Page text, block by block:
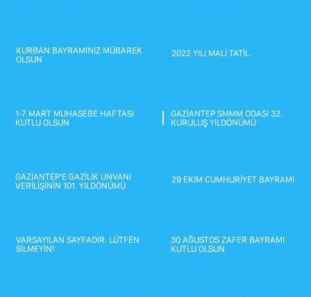
İNTERNET ŞUBESİ
E-Birlik
KURBAN BAYRAMINIZ MÜBAREK
OLSUN
2022 YILI MALİ TATİL
1-7 MART MUHASEBE HAFTASI
KUTLU OLSUN
GAZİANTEP SMMM ODASI 32.
KURULUŞ YILDÖNÜMÜ
GAZİANTEP’E GAZİLİK UNVANI
VERİLİŞİNİN 101. YILDÖNÜMÜ
29 EKİM CUMHURİYET BAYRAMI
VARSAYILAN SAYFADIR. LÜTFEN
SİLMEYİN!
30 AĞUSTOS ZAFER BAYRAMI
KUTLU OLSUN